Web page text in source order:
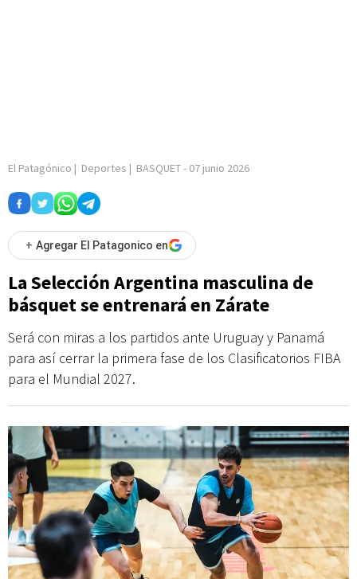
El Patagónico | Deportes | BASQUET- 07 junio 2026
+ Agregar El Patagonico en
La Selección Argentina masculina de
básquet se entrenará en Zárate
Será con miras a los partidos ante Uruguay y Panamá
para así cerrar la primera fase de los Clasificatorios FIBA
para el Mundial 2027.